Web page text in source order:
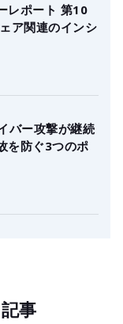
レポート 第10
ア関連のインシ
バー攻撃が継続
を防ぐ3つのポ
事